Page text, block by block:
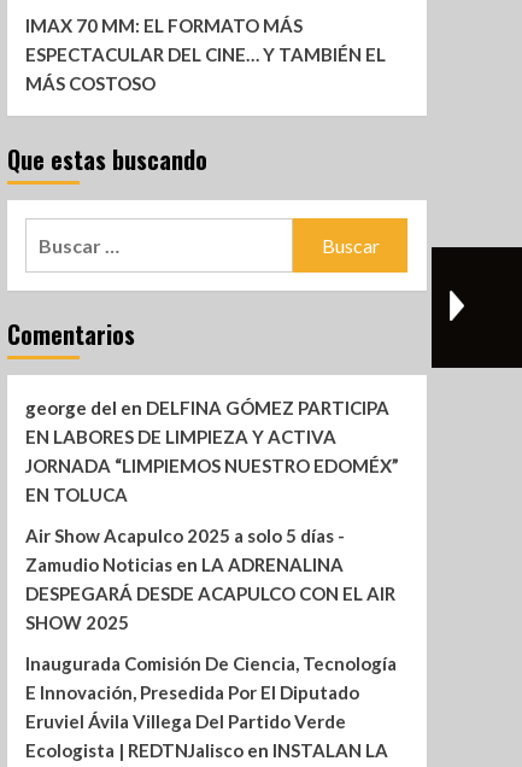
IMAX 70 MM: EL FORMATO MÁS
ESPECTACULAR DEL CINE… Y TAMBIÉN EL
MÁS COSTOSO
Que estas buscando
Comentarios
george del en DELFINA GÓMEZ PARTICIPA
EN LABORES DE LIMPIEZA Y ACTIVA
JORNADA “LIMPIEMOS NUESTRO EDOMÉX”
EN TOLUCA
Air Show Acapulco 2025 a solo 5 días -
Zamudio Noticiasen LA ADRENALINA
DESPEGARÁ DESDE ACAPULCO CON EL AIR
SHOW 2025
Inaugurada Comisión De Ciencia, Tecnología
E Innovación, Presedida Por El Diputado
Eruviel Ávila Villega Del Partido Verde
Ecologista | REDTNJaliscoen INSTALAN LA